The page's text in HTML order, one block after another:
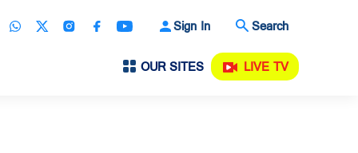
Sign In Search
OUR SITES LIVE TV